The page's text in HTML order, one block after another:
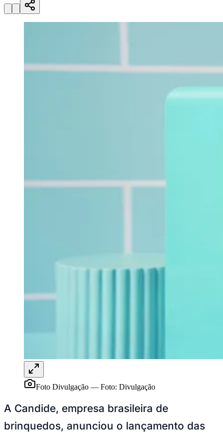
Bairros de Americana
CentroJardim Girassol
NamoradosJardim São PauloParque UniversitárioAntônio
Anuncie no Portal
Panorama Econômico
Fórmula 1
UFC
NBB
Competições de Futebol
Brasileirão Série A
Paulistão
Libertadores
Foto Divulgação — Foto: Divulgação
A Candide, empresa brasileira de
brinquedos, anunciou o lançamento das